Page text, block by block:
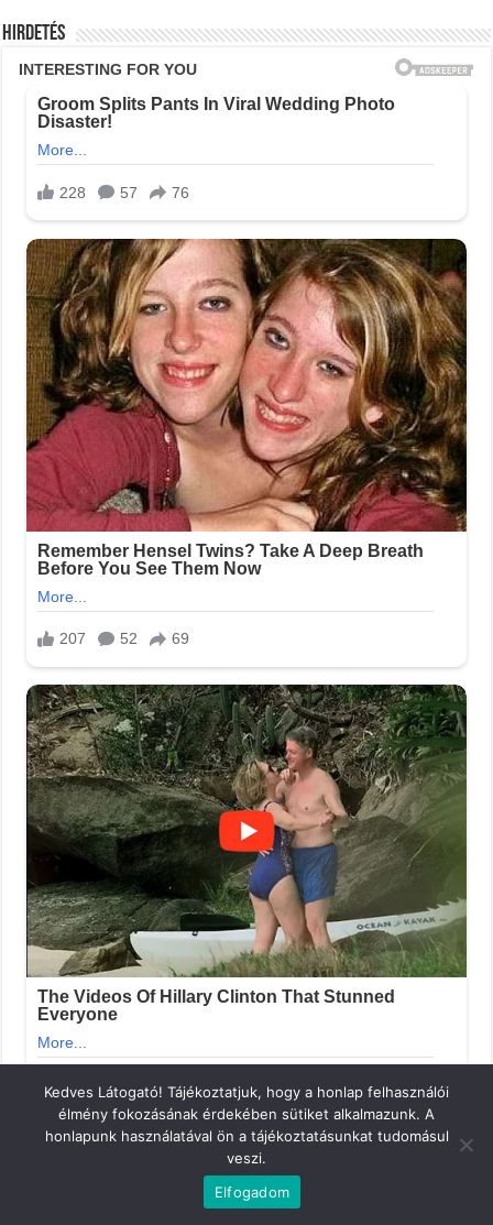
Hirdetés
Kedves Látogató! Tájékoztatjuk, hogy a honlap felhasználói
élmény fokozásának érdekében sütiket alkalmazunk. A
honlapunk használatával ön a tájékoztatásunkat tudomásul
veszi.
Elfogadom